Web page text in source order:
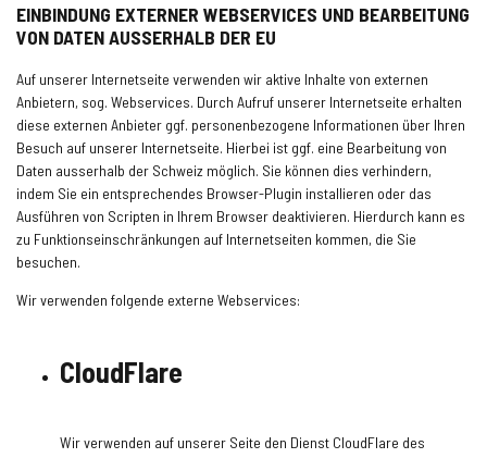
EINBINDUNG EXTERNER WEBSERVICES UND BEARBEITUNG
VON DATEN AUSSERHALB DER EU
Auf unserer Internetseite verwenden wir aktive Inhalte von externen
Anbietern, sog. Webservices. Durch Aufruf unserer Internetseite erhalten
diese externen Anbieter ggf. personenbezogene Informationen über Ihren
Besuch auf unserer Internetseite. Hierbei ist ggf. eine Bearbeitung von
Daten ausserhalb der Schweiz möglich. Sie können dies verhindern,
indem Sie ein entsprechendes Browser-Plugin installieren oder das
Ausführen von Scripten in Ihrem Browser deaktivieren. Hierdurch kann es
zu Funktionseinschränkungen auf Internetseiten kommen, die Sie
besuchen.
Wir verwenden folgende externe Webservices:
CloudFlare
Wir verwenden auf unserer Seite den Dienst CloudFlare des